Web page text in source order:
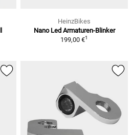
HeinzBikes
Nano Led Armaturen-Blinker
199,00 €1